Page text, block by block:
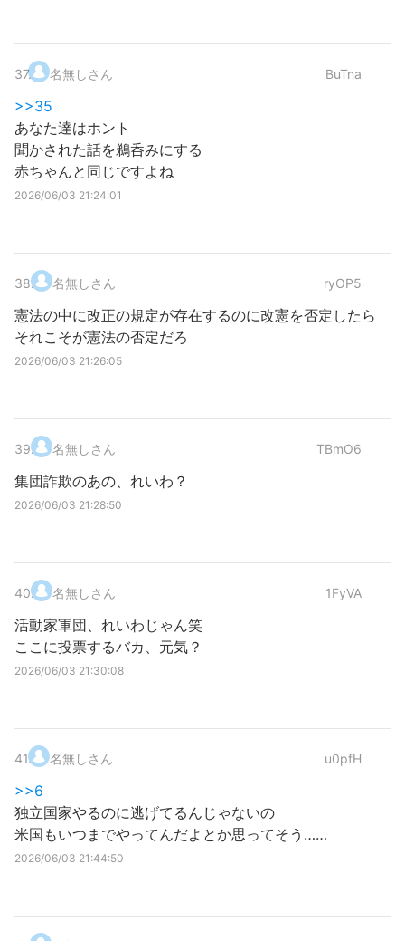
37. 名無しさん BuTna
>>35
あなた達はホント
聞かされた話を鵜呑みにする
赤ちゃんと同じですよね
2026/06/03 21:24:01
38. 名無しさん ryOP5
憲法の中に改正の規定が存在するのに改憲を否定したら
それこそが憲法の否定だろ
2026/06/03 21:26:05
39. 名無しさん TBmO6
集団詐欺のあの、れいわ？
2026/06/03 21:28:50
40. 名無しさん 1FyVA
活動家軍団、れいわじゃん笑
ここに投票するバカ、元気？
2026/06/03 21:30:08
41. 名無しさん u0pfH
>>6
独立国家やるのに逃げてるんじゃないの
米国もいつまでやってんだよとか思ってそう……
2026/06/03 21:44:50